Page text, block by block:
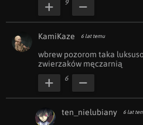
9
KamiKaze 6 lat temu
wbrew pozorom taka
zwierzaków męczarnią
6
ten_nielubiany 6 lat